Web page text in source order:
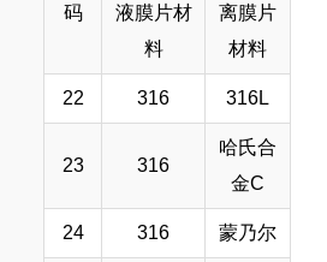
码
液膜片材
料
离膜片
材料
22 316 316L
23 316
哈氏合
金C
24 316 蒙乃尔